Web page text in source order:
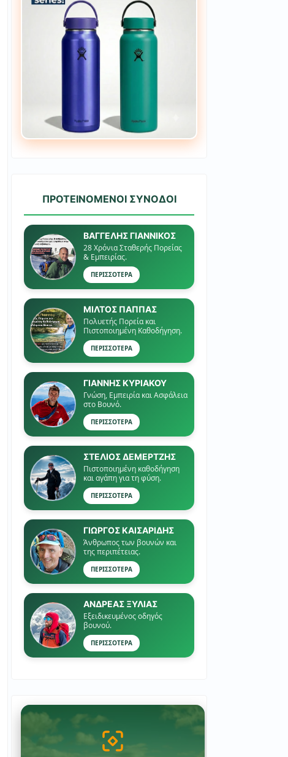
ΠΡΟΤΕΙΝΟΜΕΝΟΙ ΣΥΝΟΔΟΙ
ΒΑΓΓΕΛΗΣ ΓΙΑΝΝΙΚΟΣ
28 Χρόνια Σταθερής Πορείας
& Εμπειρίας.
ΠΕΡΙΣΣΟΤΕΡΑ
ΜΙΛΤΟΣ ΠΑΠΠΑΣ
Πολυετής Πορεία και
Πιστοποιημένη Καθοδήγηση.
ΠΕΡΙΣΣΟΤΕΡΑ
ΓΙΑΝΝΗΣ ΚΥΡΙΑΚΟΥ
Γνώση, Εμπειρία και Ασφάλεια
στο Βουνό.
ΠΕΡΙΣΣΟΤΕΡΑ
ΣΤΕΛΙΟΣ ΔΕΜΕΡΤΖΗΣ
Πιστοποιημένη καθοδήγηση
και αγάπη για τη φύση.
ΠΕΡΙΣΣΟΤΕΡΑ
ΓΙΏΡΓΟΣ ΚΑΙΣΑΡΙΔΗΣ
Άνθρωπος των βουνών και
της περιπέτειας.
ΠΕΡΙΣΣΟΤΕΡΑ
ΑΝΔΡΕΑΣ ΞΥΛΙΑΣ
Εξειδικευμένος οδηγός
βουνού.
ΠΕΡΙΣΣΟΤΕΡΑ